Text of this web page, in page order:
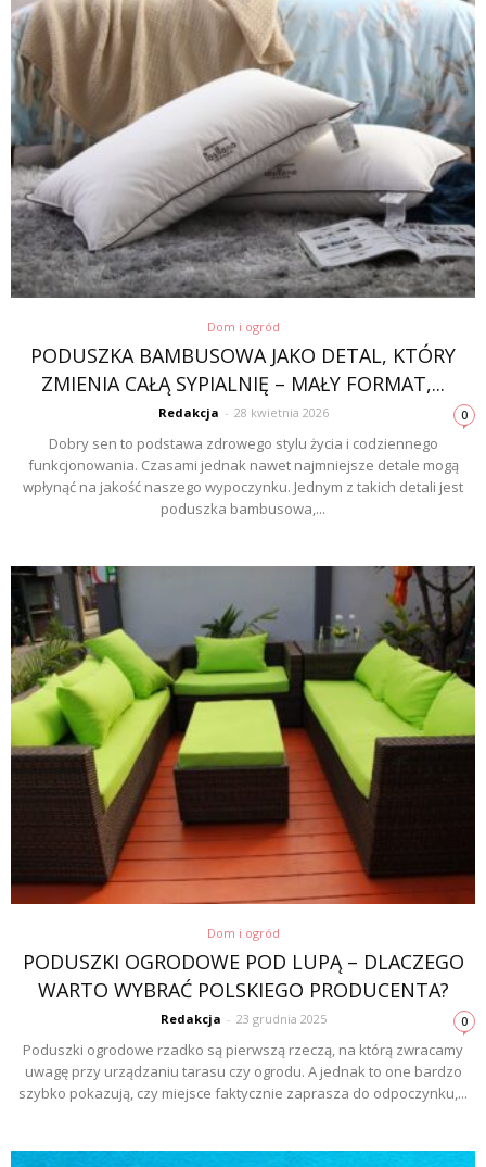
Dom i ogród
PODUSZKA BAMBUSOWA JAKO DETAL, KTÓRY
ZMIENIA CAŁĄ SYPIALNIĘ – MAŁY FORMAT,...
Redakcja - 28 kwietnia 2026 0
Dobry sen to podstawa zdrowego stylu życia i codziennego
funkcjonowania. Czasami jednak nawet najmniejsze detale mogą
wpłynąć na jakość naszego wypoczynku. Jednym z takich detali jest
poduszka bambusowa,...
Dom i ogród
PODUSZKI OGRODOWE POD LUPĄ – DLACZEGO
WARTO WYBRAĆ POLSKIEGO PRODUCENTA?
Redakcja - 23 grudnia 2025 0
Poduszki ogrodowe rzadko są pierwszą rzeczą, na którą zwracamy
uwagę przy urządzaniu tarasu czy ogrodu. A jednak to one bardzo
szybko pokazują, czy miejsce faktycznie zaprasza do odpoczynku,...